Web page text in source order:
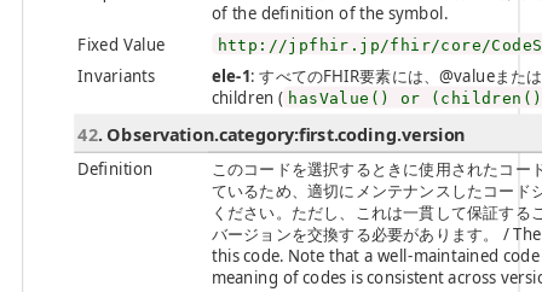
of the definition of the symbol.
Fixed Value
http://jpfhir.jp/fhir/core/
Invariants ele-1: すべてのFHIR要素には、@valueま
children ( hasValue() or
42. Observation.category:first.coding.version
Definition
このコードを選択するときに使用されたコ
ているため、適切にメンテナンスしたコー
ください。ただし、これは一貫して保証す
バージョンを交換する必要があります。 /
this code. Note that a well-maintained
meaning of codes is consistent across